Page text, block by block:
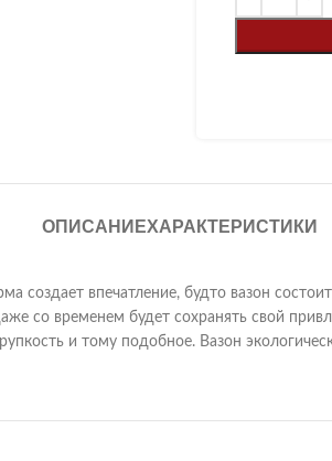
ОПИСАНИЕХАРАКТЕРИСТИКИ
создает впечатление, будто вазон
со временем будет сохранять свой
и тому подобное. Вазон